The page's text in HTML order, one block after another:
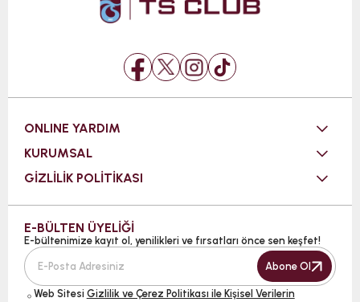
ONLINE YARDIM
KURUMSAL
GİZLİLİK POLİTİKASI
E-BÜLTEN ÜYELİĞİ
E-bültenimize kayıt ol, yenilikleri ve fırsatları önce sen keşfet!
Abone Ol
Web Sitesi Gizlilik ve Çerez Politikası ile Kişisel Verilerin